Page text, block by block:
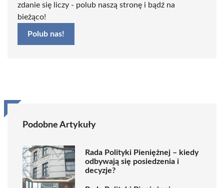
zdanie się liczy - polub naszą stronę i bądź na
bieżąco!
Polub nas!
Podobne Artykuły
Rada Polityki Pieniężnej – kiedy
odbywają się posiedzenia i
decyzje?